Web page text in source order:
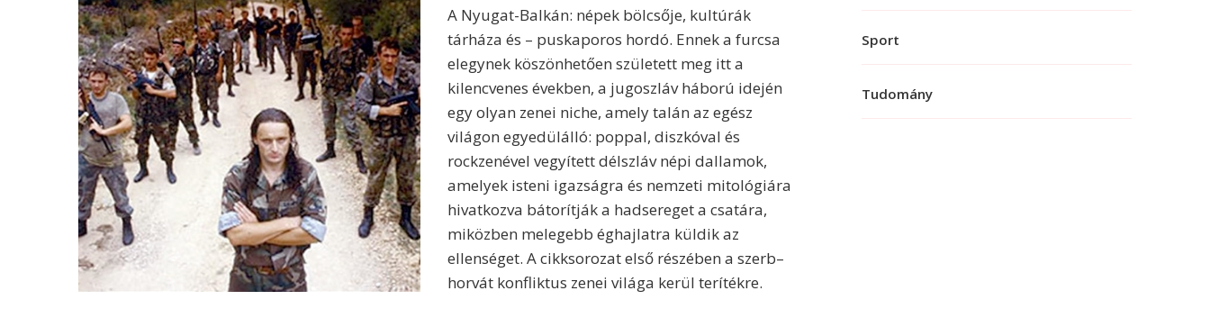
A Nyugat-Balkán: népek bölcsője, kultúrák
tárháza és – puskaporos hordó. Ennek a furcsa
elegynek köszönhetően született meg itt a
kilencvenes években, a jugoszláv háború idején
egy olyan zenei niche, amely talán az egész
világon egyedülálló: poppal, diszkóval és
rockzenével vegyített délszláv népi dallamok,
amelyek isteni igazságra és nemzeti mitológiára
hivatkozva bátorítják a hadsereget a csatára,
miközben melegebb éghajlatra küldik az
ellenséget. A cikksorozat első részében a szerb–
horvát konfliktus zenei világa kerül terítékre.
Sport
Tudomány